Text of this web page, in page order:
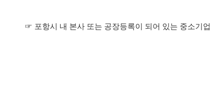
☞ 포항시 내 본사 또는 공장등록이 되어 있는 중소기업